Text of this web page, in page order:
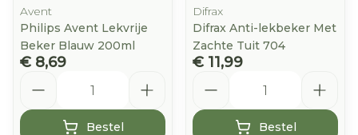
Avent
Philips Avent Lekvrije
Beker Blauw 200ml
€ 8,69
Bestel
Difrax
Difrax Anti-lekbeker Met
Zachte Tuit 704
€ 11,99
Bestel